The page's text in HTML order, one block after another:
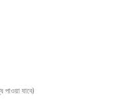
পাওয়া যাবে)